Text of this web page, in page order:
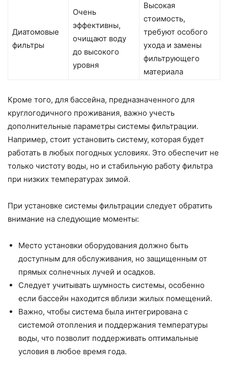
Диатомовые
фильтры
Очень
эффективны,
очищают воду
до высокого
уровня
Высокая
стоимость,
требуют особого
ухода и замены
фильтрующего
материала
Кроме того, для бассейна, предназначенного для
круглогодичного проживания, важно учесть
дополнительные параметры системы фильтрации.
Например, стоит установить систему, которая будет
работать в любых погодных условиях. Это обеспечит не
только чистоту воды, но и стабильную работу фильтра
при низких температурах зимой.
При установке системы фильтрации следует обратить
внимание на следующие моменты:
Место установки оборудования должно быть
доступным для обслуживания, но защищенным от
прямых солнечных лучей и осадков.
Следует учитывать шумность системы, особенно
если бассейн находится вблизи жилых помещений.
Важно, чтобы система была интегрирована с
системой отопления и поддержания температуры
воды, что позволит поддерживать оптимальные
условия в любое время года.